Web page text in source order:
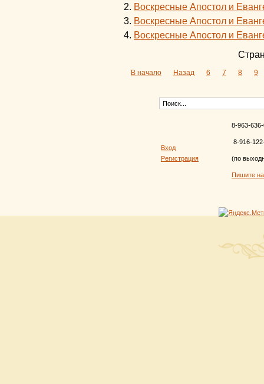
Воскресные Апостол и
Воскресные Апостол и
Воскресные Апостол и
В начало Назад 6 7 8 9
Вход
Регистрация
8-963-
8-916-
(по
Пишите